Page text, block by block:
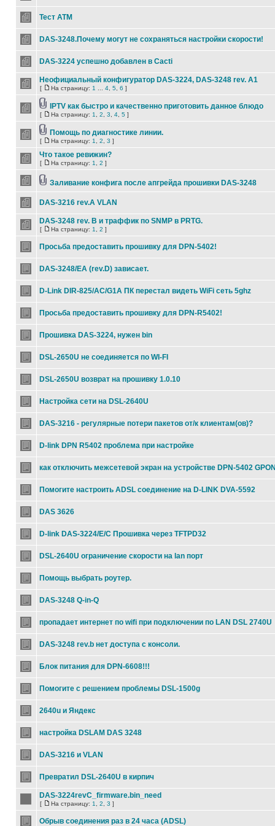
Тест ATM
DAS-3248.Почему могут не сохраняться настройки скорости!
DAS-3224 успешно добавлен в Cacti
Неофициальный конфигуратор DAS-3224, DAS-3248 rev. А1
[ На страницу: 1 4 5 6 ]
IPTV как быстро и качественно приготовить данное блюдо
[ На страницу: 1 2 3 4 5 ]
Помощь по диагностике линии.
[ На страницу: 1 2 3 ]
Что такое ревижин?
[ На страницу: 1 2 ]
Заливание конфига после апгрейда прошивки DAS-3248
DAS-3216 rev.A VLAN
DAS-3248 rev. B и траффик по SNMP в PRTG.
[ На страницу: 1 2 ]
Просьба предоставить прошивку для DPN-5402!
DAS-3248/EA (rev.D) зависает.
D-Link DIR-825/AC/G1A ПК перестал видеть WiFi сеть 5ghz
Просьба предоставить прошивку для DPN-R5402!
Прошивка DAS-3224, нужен bin
DSL-2650U не соединяется по WI-FI
DSL-2650U возврат на прошивку 1.0.10
Настройка сети на DSL-2640U
DAS-3216 - регулярные потери пакетов от/к клиентам(ов)?
D-link DPN R5402 проблема при настройке
как отключить межсетевой экран на устройстве DPN-5402
Помогите настроить ADSL соединение на D-LINK DVA-5592
DAS 3626
D-link DAS-3224/E/C Прошивка через TFTPD32
DSL-2640U ограничение скорости на lan порт
Помощь выбрать роутер.
DAS-3248 Q-in-Q
пропадает интернет по wifi при подключении по LAN DSL 2740U
DAS-3248 rev.b нет доступа с консоли.
Блок питания для DPN-6608!!!
Помогите с решением проблемы DSL-1500g
2640u и Яндекс
настройка DSLAM DAS 3248
DAS-3216 и VLAN
Превратил DSL-2640U в кирпич
DAS-3224revC_firmware.bin_need
[ На страницу: 1 2 3 ]
Обрыв соединения раз в 24 часа (ADSL)